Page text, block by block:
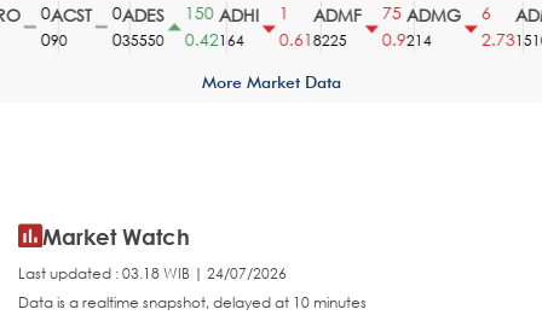
ACST
90
ADES
35550
150
0.42
ADHI
164
0.61
ADMF
8225
75
0.9
ADMG
214
2.731510
More Market Data
Market Watch
Last updated : 03.18 WIB | 24/07/2026
Data is a realtime snapshot, delayed at 10 minutes